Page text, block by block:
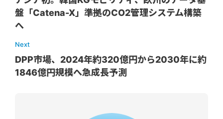
盤「Catena-X」準拠のCO2管理システム構築
へ
Next
DPP市場、2024年約320億円から2030年に約
1846億円規模へ急成長予測